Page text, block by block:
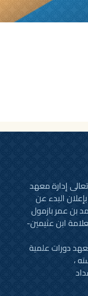
إدارة معهد
البدء عن
بن عمر بازمول
ابن عثيمين-
دورات علمية
،